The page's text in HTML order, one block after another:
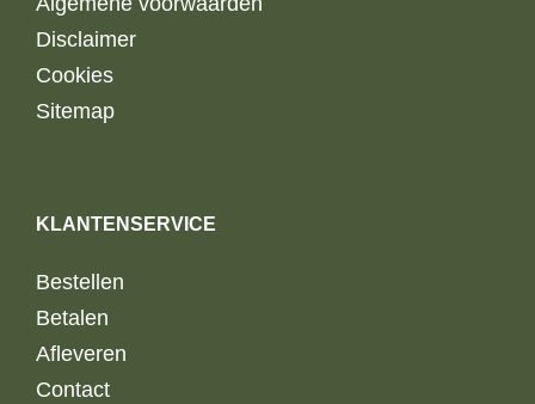
Disclaimer
Cookies
Sitemap
KLANTENSERVICE
Bestellen
Betalen
Afleveren
Contact